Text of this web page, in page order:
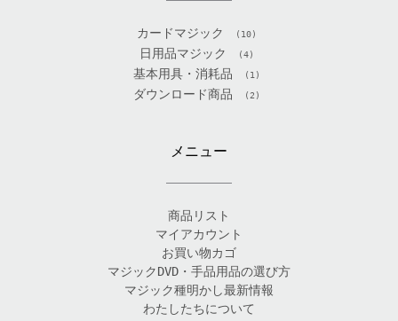
カードマジック (10)
日用品マジック (4)
基本用具・消耗品 (1)
ダウンロード商品 (2)
メニュー
商品リスト
マイアカウント
お買い物カゴ
マジックDVD・手品用品の選び方
マジック種明かし最新情報
わたしたちについて